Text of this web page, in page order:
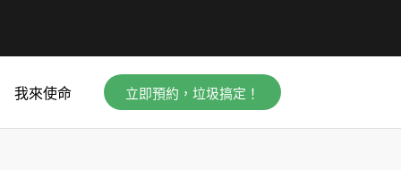
我來使命 立即預約，垃圾搞定！